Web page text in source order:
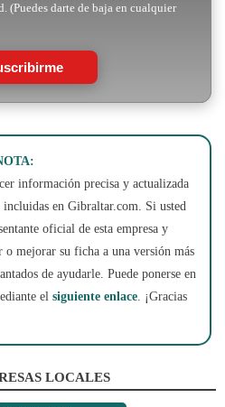
(Puedes darte de baja en cualquier
información precisa y actualizada
incluidas en Gibraltar.com. Si usted
oficial de esta empresa y
o mejorar su ficha a una versión más
de ayudarle. Puede ponerse en
el siguiente enlace. ¡Gracias
LOCALES